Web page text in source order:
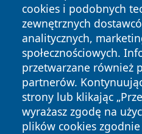
cookies i podobnych
zewnętrznych
analitycznych,
społecznościowych.
przetwarzane również
partnerów.
strony lub klikając
wyrażasz zgodę na
plików cookies zgodnie
Copyright © 2026
zastrzeżone.
News Autorzy
Polityka